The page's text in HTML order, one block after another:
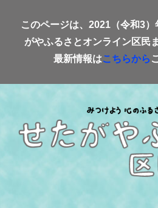
content
このページは、2021（令和3
がやふるさとオンライン区民
最新情報はこちらから